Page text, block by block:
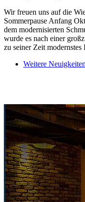
Wir freuen uns auf die
Sommerpause Anfang
dem modernisierten
wurde es nach einer
zu seiner Zeit
Weitere